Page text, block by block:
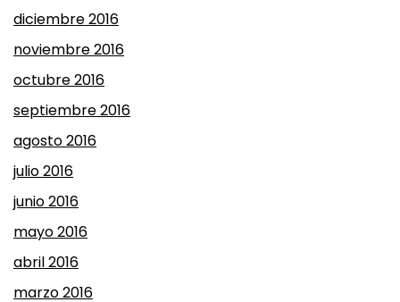
diciembre 2016
noviembre 2016
octubre 2016
septiembre 2016
agosto 2016
julio 2016
junio 2016
mayo 2016
abril 2016
marzo 2016